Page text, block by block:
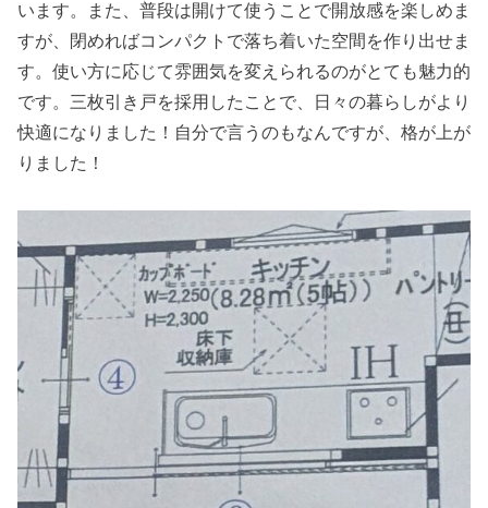
います。また、普段は開けて使うことで開放感を楽しめま
すが、閉めればコンパクトで落ち着いた空間を作り出せま
す。使い方に応じて雰囲気を変えられるのがとても魅力的
です。三枚引き戸を採用したことで、日々の暮らしがより
快適になりました！自分で言うのもなんですが、格が上が
りました！